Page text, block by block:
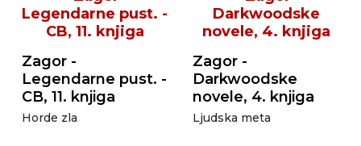
Zagor -
Legendarne pust. -
CB, 11. knjiga
Horde zla
Zagor -
Darkwoodske
novele, 4. knjiga
Ljudska meta